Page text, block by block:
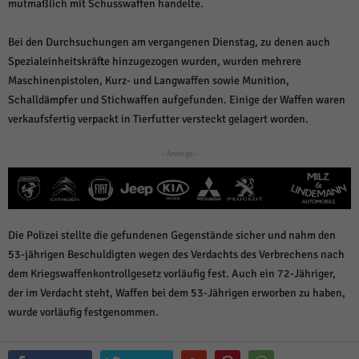
mutmaßlich mit Schusswaffen handelte.
Bei den Durchsuchungen am vergangenen Dienstag, zu denen auch
Spezialeinheitskräfte hinzugezogen wurden, wurden mehrere
Maschinenpistolen, Kurz- und Langwaffen sowie Munition,
Schalldämpfer und Stichwaffen aufgefunden. Einige der Waffen waren
verkaufsfertig verpackt in Tierfutter versteckt gelagert worden.
- Anzeige -
Die Polizei stellte die gefundenen Gegenstände sicher und nahm den
53-jährigen Beschuldigten wegen des Verdachts des Verbrechens nach
dem Kriegswaffenkontrollgesetz vorläufig fest. Auch ein 72-Jähriger,
der im Verdacht steht, Waffen bei dem 53-Jährigen erworben zu haben,
wurde vorläufig festgenommen.
Alle akzeptieren Speichern und weiter
Zurück
Datenschutzeinstellungen
Essenziell (1)
einwandfreie Funktion der Website erforderlich.
Cookie-Informationen anzeigen
Statistiken (1)
Statistik Cookies erfassen Informationen anonym. Diese Informationen helfen
uns zu verstehen, wie unsere Besucher unsere Website nutzen.
Cookie-Informationen anzeigen
Marketing (1)